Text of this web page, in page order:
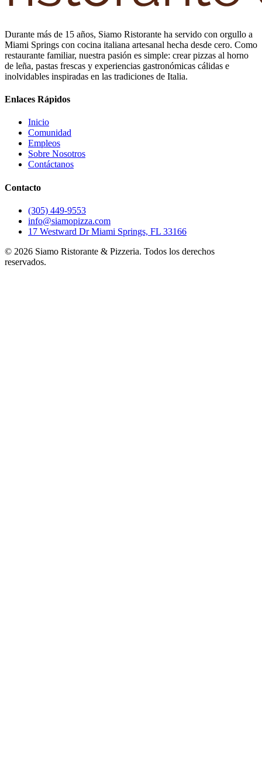
Durante más de 15 años, Siamo Ristorante ha servido con orgullo a
Miami Springs con cocina italiana artesanal hecha desde cero. Como
restaurante familiar, nuestra pasión es simple: crear pizzas al horno
de leña, pastas frescas y experiencias gastronómicas cálidas e
inolvidables inspiradas en las tradiciones de Italia.
Enlaces Rápidos
Inicio
Comunidad
Empleos
Sobre Nosotros
Contáctanos
Contacto
(305) 449-9553
info@siamopizza.com
17 Westward Dr Miami Springs, FL 33166
© 2026 Siamo Ristorante & Pizzeria. Todos los derechos
reservados.